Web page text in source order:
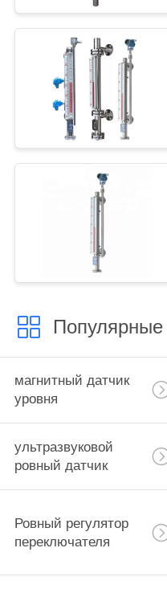
Популярные
магнитный датчик
уровня
ультразвуковой
ровный датчик
Ровный регулятор
переключателя